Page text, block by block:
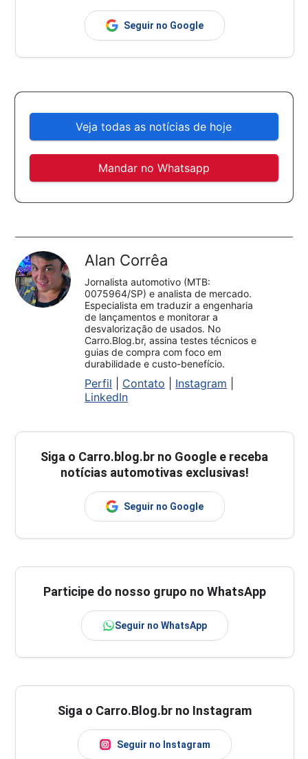
Seguir no Google
Veja todas as notícias de hoje
Mandar no Whatsapp
Alan Corrêa
Jornalista automotivo (MTB:
0075964/SP) e analista de mercado.
Especialista em traduzir a engenharia
de lançamentos e monitorar a
desvalorização de usados. No
Carro.Blog.br, assina testes técnicos e
guias de compra com foco em
durabilidade e custo-benefício.
Perfil Contato Instagram
LinkedIn
Siga o Carro.blog.br no Google e receba
notícias automotivas exclusivas!
Seguir no Google
Participe do nosso grupo no WhatsApp
Seguir no WhatsApp
Siga o Carro.Blog.br no Instagram
Seguir no Instagram